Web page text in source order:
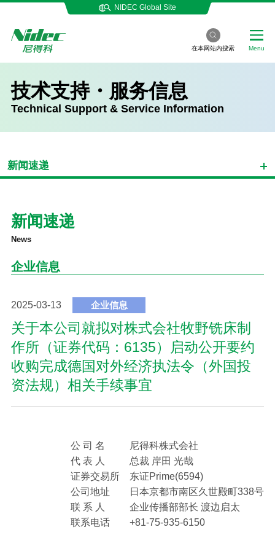
NIDEC Global Site
在本网站内搜索 Menu
技术支持・服务信息
Technical Support & Service Information
新闻速递
新闻速递
News
企业信息
2025-03-13 企业信息
关于本公司就拟对株式会社牧野铣床制
作所（证券代码：6135）启动公开要约
收购完成德国对外经济执法令（外国投
资法规）相关手续事宜
公 司 名
尼得科株式会社
代 表 人
总裁 岸田 光哉
证券交易所
东证Prime(6594)
公司地址
日本京都市南区久世殿町338号
联 系 人
企业传播部部长 渡边启太
联系电话
+81-75-935-6150